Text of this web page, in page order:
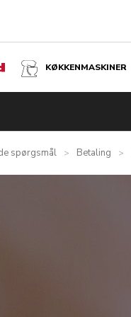
KØKKENMASKINER
spørgsmål > Betaling >